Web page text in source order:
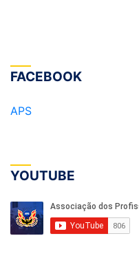
FACEBOOK
APS
YOUTUBE